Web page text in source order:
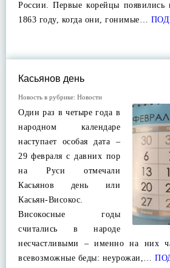
России. Первые корейцы появились
1863 году, когда они, гонимые…
Касьянов день
Новость в рубрике: Новости
Один раз в четыре года в
народном календаре
наступает особая дата –
29 февраля с давних пор
на Руси отмечали
Касьянов день или
Касьян-Високос.
Високосные годы
считались в народе
несчастливыми – именно на них
всевозможные беды: неурожаи,…